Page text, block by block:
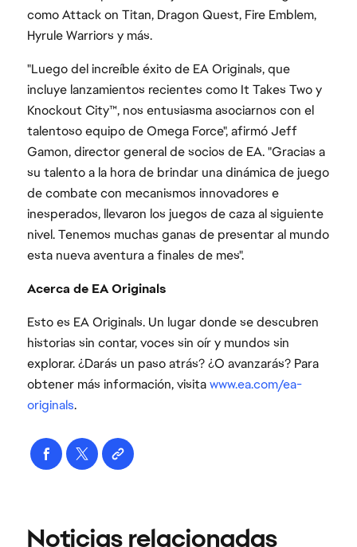
como Attack on Titan, Dragon Quest, Fire Emblem,
Hyrule Warriors y más.
"Luego del increíble éxito de EA Originals, que
incluye lanzamientos recientes como It Takes Two y
Knockout City™, nos entusiasma asociarnos con el
talentoso equipo de Omega Force", afirmó Jeff
Gamon, director general de socios de EA. "Gracias a
su talento a la hora de brindar una dinámica de juego
de combate con mecanismos innovadores e
inesperados, llevaron los juegos de caza al siguiente
nivel. Tenemos muchas ganas de presentar al mundo
esta nueva aventura a finales de mes".
Acerca de EA Originals
Esto es EA Originals. Un lugar donde se descubren
historias sin contar, voces sin oír y mundos sin
explorar. ¿Darás un paso atrás? ¿O avanzarás? Para
obtener más información, visitawww.ea.com/ea-
originals.